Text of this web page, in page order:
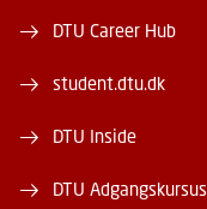
DTU Career Hub
student.dtu.dk
DTU Inside
DTU Adgangskursus